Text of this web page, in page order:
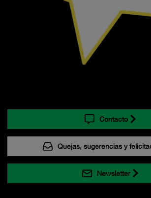
Contacto
Quejas, sugerencias y
Newsletter